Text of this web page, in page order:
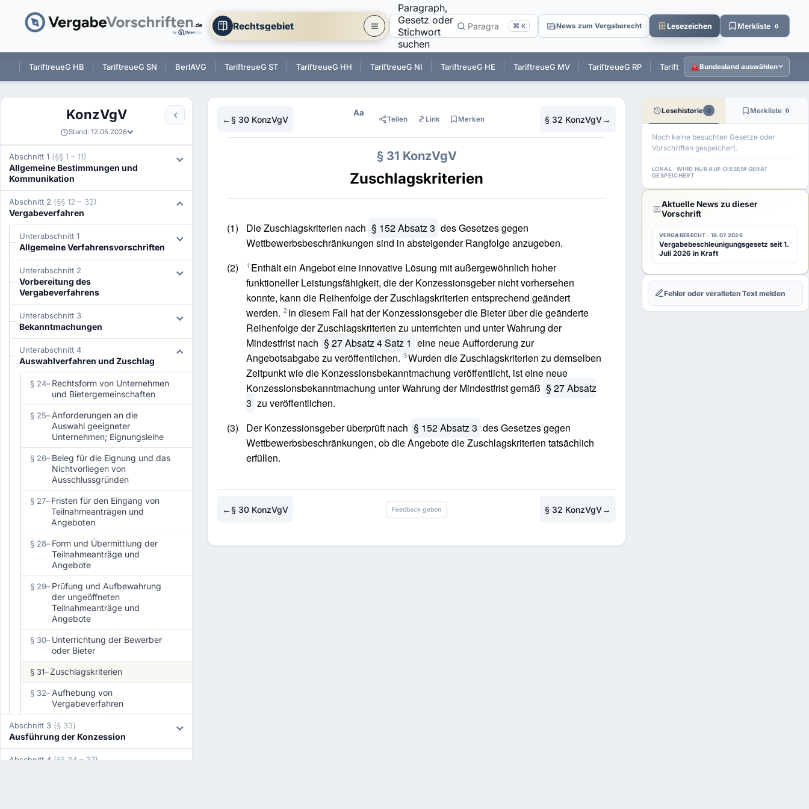
Rechtsgebiet
Paragraph,
Gesetz oder
Stichwort
suchen
⌘ K News zum Vergaberecht Lesezeichen Merkliste 0
TariftreueG HB TariftreueG SN BerlAVG TariftreueG ST TariftreueG HH TariftreueG NI TariftreueG HE TariftreueG MV TariftreueG RP TariftreueG SL TariftreueG SH
Bundesland auswählen
KonzVgV
Stand: 12.05.2026
Abschnitt 1 (§§ 1 – 11)
Allgemeine Bestimmungen und
Kommunikation
Abschnitt 2 (§§ 12 – 32)
Vergabeverfahren
Unterabschnitt 1
Allgemeine Verfahrensvorschriften
Unterabschnitt 2
Vorbereitung des
Vergabeverfahrens
Unterabschnitt 3
Bekanntmachungen
Unterabschnitt 4
Auswahlverfahren und Zuschlag
§ 24–Rechtsform von Unternehmen
und Bietergemeinschaften
§ 25–Anforderungen an die
Auswahl geeigneter
Unternehmen; Eignungsleihe
§ 26–Beleg für die Eignung und das
Nichtvorliegen von
Ausschlussgründen
§ 27–Fristen für den Eingang von
Teilnahmeanträgen und
Angeboten
§ 28–Form und Übermittlung der
Teilnahmeanträge und
Angebote
§ 29–Prüfung und Aufbewahrung
der ungeöffneten
Teilnahmeanträge und
Angebote
§ 30–Unterrichtung der Bewerber
oder Bieter
§ 31–Zuschlagskriterien
§ 32–Aufhebung von
Vergabeverfahren
Abschnitt 3 (§ 33)
Ausführung der Konzession
Abschnitt 4 (§§ 34 – 37)
←§ 30 KonzVgV
Aa
Teilen Link Merken § 32 KonzVgV→
§ 31 KonzVgV
Zuschlagskriterien
(1) Die Zuschlagskriterien nach § 152 Absatz 3 des Gesetzes gegen
Wettbewerbsbeschränkungen sind in absteigender Rangfolge anzugeben.
(2)
1 Enthält ein Angebot eine innovative Lösung mit außergewöhnlich hoher
funktioneller Leistungsfähigkeit, die der Konzessionsgeber nicht vorhersehen
konnte, kann die Reihenfolge der Zuschlagskriterien entsprechend geändert
werden. 2 In diesem Fall hat der Konzessionsgeber die Bieter über die geänderte
Reihenfolge der Zuschlagskriterien zu unterrichten und unter Wahrung der
Mindestfrist nach § 27 Absatz 4 Satz 1 eine neue Aufforderung zur
Angebotsabgabe zu veröffentlichen. 3Wurden die Zuschlagskriterien zu demselben
Zeitpunkt wie die Konzessionsbekanntmachung veröffentlicht, ist eine neue
Konzessionsbekanntmachung unter Wahrung der Mindestfrist gemäß § 27 Absatz
3 zu veröffentlichen.
(3)
Der Konzessionsgeber überprüft nach § 152 Absatz 3 des Gesetzes gegen
Wettbewerbsbeschränkungen, ob die Angebote die Zuschlagskriterien tatsächlich
erfüllen.
←§ 30 KonzVgV Feedback geben § 32 KonzVgV→
Lesehistorie 0 Merkliste 0
Noch keine besuchten Gesetze oder
Vorschriften gespeichert.
LOKAL · WIRD NUR AUF DIESEM GERÄT
GESPEICHERT
Aktuelle News zu dieser
Vorschrift
VERGABERECHT · 18.07.2026
Vergabebeschleunigungsgesetz seit 1.
Juli 2026 in Kraft
Fehler oder veralteten Text melden